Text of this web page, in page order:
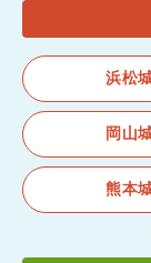
浜松
岡山
熊本